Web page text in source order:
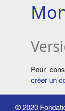
Pour
créer un
© 2020